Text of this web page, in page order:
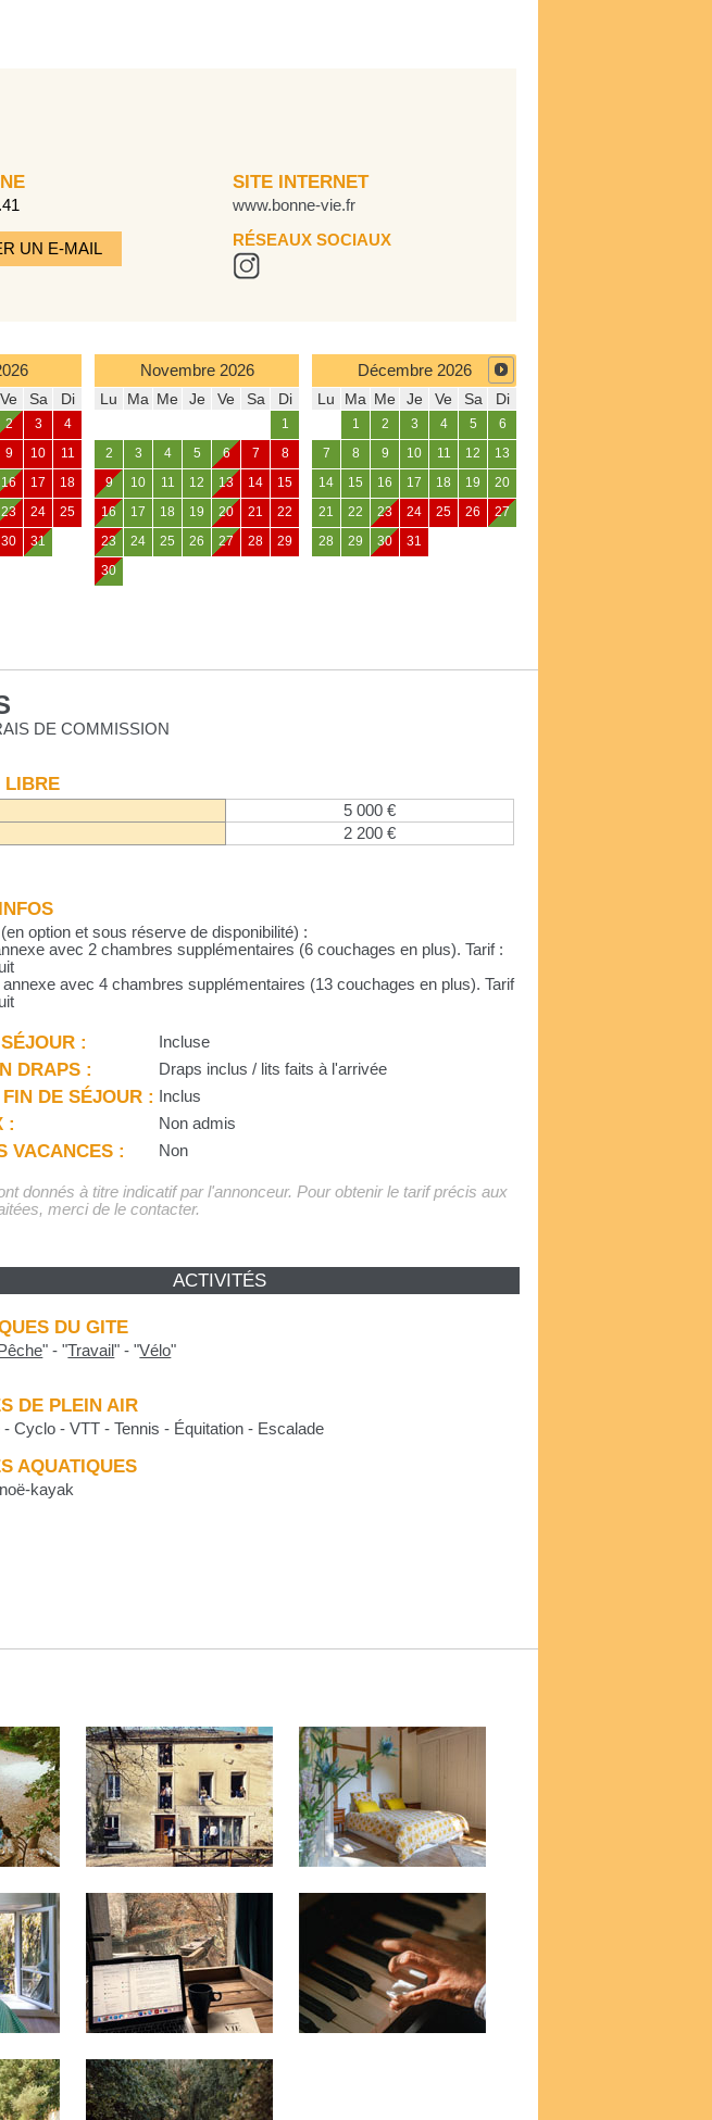
UN E-MAIL
SITE INTERNET
www.bonne-vie.fr
RÉSEAUX SOCIAUX
Ve Sa Di
2 3 4
9 10 11
16 17 18
23 24 25
30 31
Novembre 2026
Lu Ma Me Je Ve Sa Di
1
2 3 4 5 6 7 8
9 10 11 12 13 14 15
16 17 18 19 20 21 22
23 24 25 26 27 28 29
30
Décembre 2026
Lu Ma Me Je Ve Sa Di
1 2 3 4 5 6
7 8 9 10 11 12 13
14 15 16 17 18 19 20
21 22 23 24 25 26 27
28 29 30 31
DE COMMISSION
LIBRE
5 000 €
2 200 €
option et sous réserve de disponibilité) :
avec 2 chambres supplémentaires (6 couchages en plus). Tarif :
annexe avec 4 chambres supplémentaires (13 couchages en plus). Tarif
: Incluse
DRAPS : Draps inclus / lits faits à l'arrivée
DE SÉJOUR : Inclus
: Non admis
VACANCES : Non
donnés à titre indicatif par l'annonceur. Pour obtenir le tarif précis aux
merci de le contacter.
ACTIVITÉS
DU GITE
Pêche" -"Travail" -"Vélo"
DE PLEIN AIR
- Cyclo - VTT - Tennis - Équitation - Escalade
AQUATIQUES
kayak